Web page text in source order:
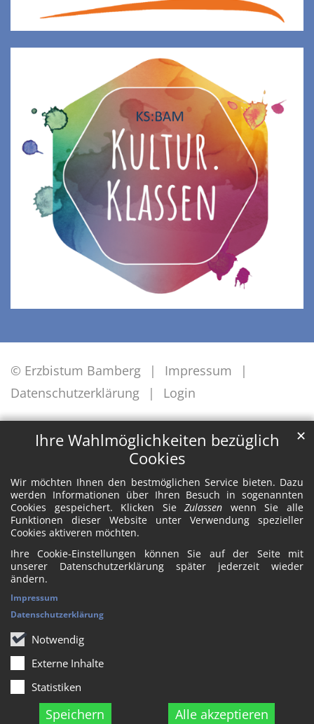
Ihre Wahlmöglichkeiten bezüglich
Cookies
Wir möchten Ihnen den bestmöglichen Service bieten. Dazu
werden Informationen über Ihren Besuch in sogenannten
Cookies gespeichert. Klicken SieZulassen wenn Sie alle
Funktionen dieser Website unter Verwendung spezieller
Cookies aktiveren möchten.
Ihre Cookie-Einstellungen können Sie auf der Seite mit
unserer Datenschutzerklärung später jederzeit wieder
ändern.
Notwendig
Externe Inhalte
Statistiken
Speichern Alle akzeptieren
✕
Impressum
Datenschutzerklärung
© Erzbistum Bamberg
Impressum
Datenschutzerklärung
Login